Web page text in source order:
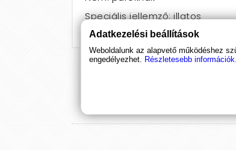
Speciális jellemző: illatos
Adatkezelési beállítások
Weboldalunk az alapvető működéshez
engedélyezhet. Részletesebb információk.